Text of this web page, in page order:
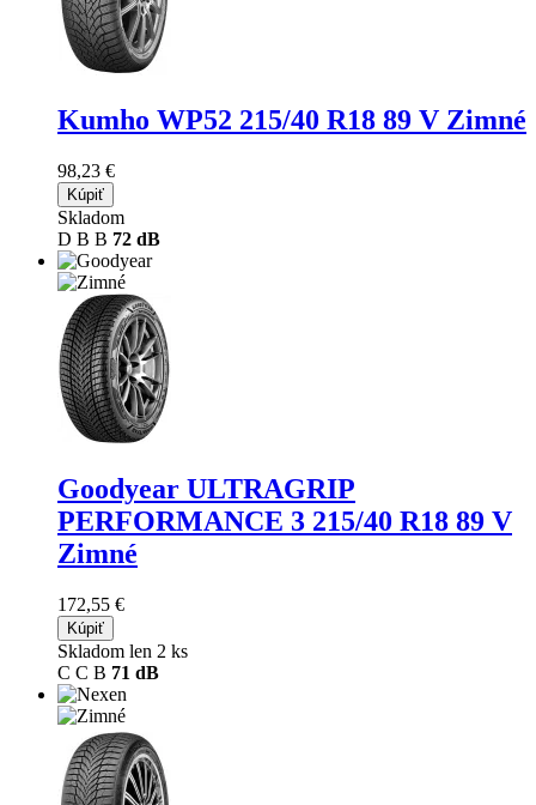
Kumho WP52 215/40 R18 89 V Zimné
98,23 €
Kúpiť
Skladom
D B B 72 dB
Goodyear ULTRAGRIP
PERFORMANCE 3 215/40 R18 89 V
Zimné
172,55 €
Kúpiť
Skladom len 2 ks
C C B 71 dB